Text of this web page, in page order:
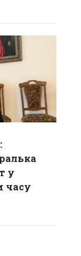
у
часу